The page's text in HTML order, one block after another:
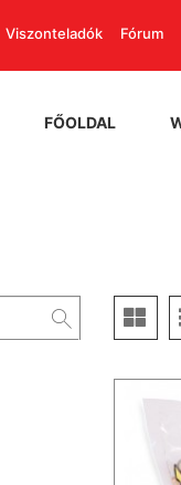
Viszonteladók Fórum
FŐOLDAL